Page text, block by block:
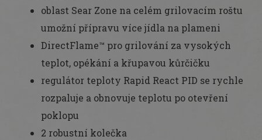
oblast Sear Zone na celém grilovacím roštu
umožní přípravu více jídla na plameni
DirectFlame™ pro grilování za vysokých
teplot, opékání a křupavou kůrčičku
regulátor teploty Rapid React PID se rychle
rozpaluje a obnovuje teplotu po otevření
poklopu
2 robustní kolečka